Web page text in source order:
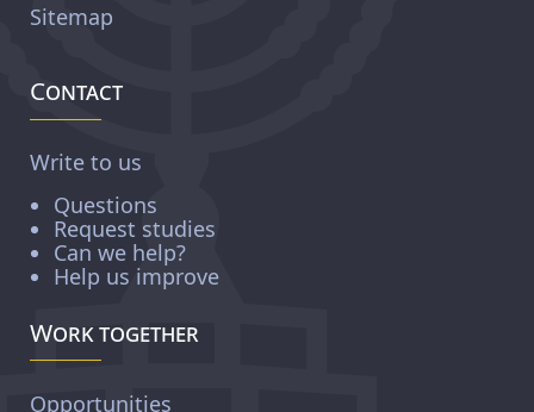
Sitemap
Contact
Write to us
Questions
Request studies
Can we help?
Help us improve
Work together
Opportunities